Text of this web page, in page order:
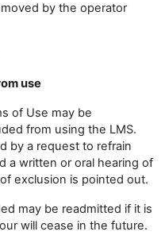
by the operator
use
of Use may be
from using the LMS.
by a request to refrain
a written or oral hearing of
exclusion is pointed out.
may be readmitted if it is
will cease in the future.